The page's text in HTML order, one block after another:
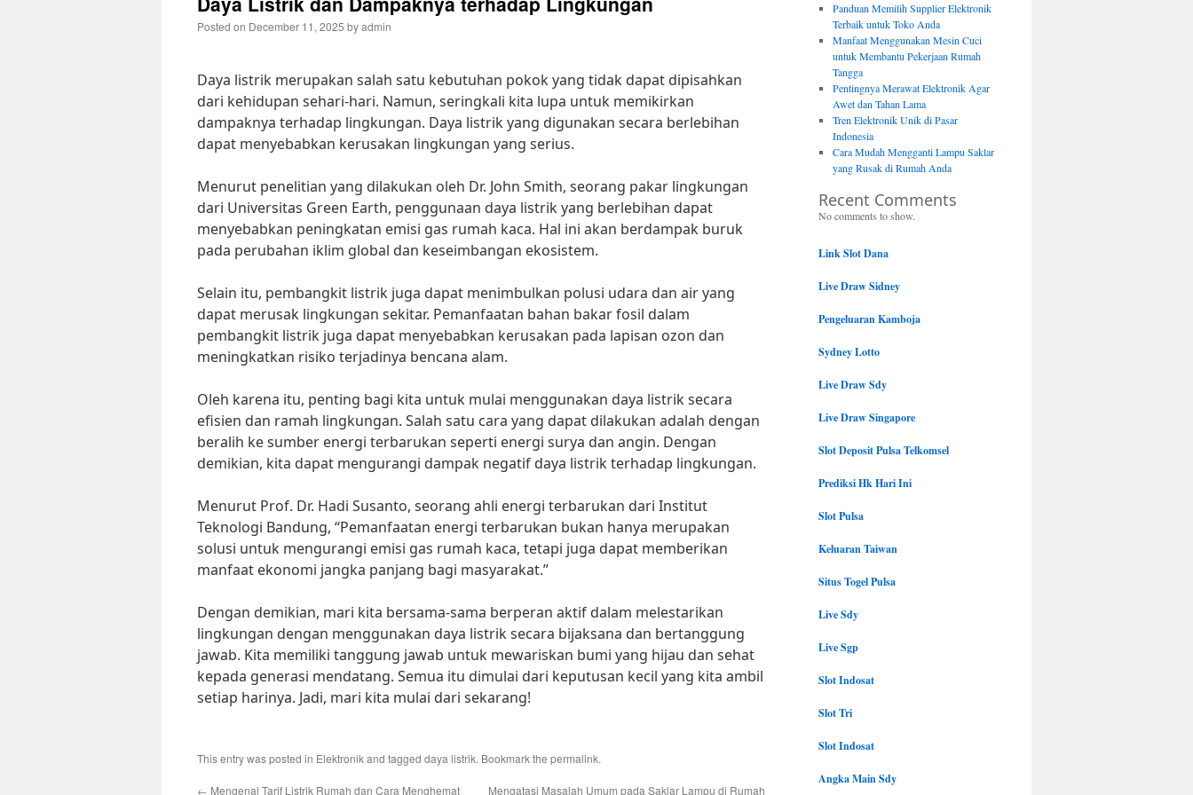
Posted on December 11, 2025 byadmin
Daya listrik merupakan salah satu kebutuhan pokok yang tidak dapat dipisahkan
dari kehidupan sehari-hari. Namun, seringkali kita lupa untuk memikirkan
dampaknya terhadap lingkungan. Daya listrik yang digunakan secara berlebihan
dapat menyebabkan kerusakan lingkungan yang serius.
Menurut penelitian yang dilakukan oleh Dr. John Smith, seorang pakar lingkungan
dari Universitas Green Earth, penggunaan daya listrik yang berlebihan dapat
menyebabkan peningkatan emisi gas rumah kaca. Hal ini akan berdampak buruk
pada perubahan iklim global dan keseimbangan ekosistem.
Selain itu, pembangkit listrik juga dapat menimbulkan polusi udara dan air yang
dapat merusak lingkungan sekitar. Pemanfaatan bahan bakar fosil dalam
pembangkit listrik juga dapat menyebabkan kerusakan pada lapisan ozon dan
meningkatkan risiko terjadinya bencana alam.
Oleh karena itu, penting bagi kita untuk mulai menggunakan daya listrik secara
efisien dan ramah lingkungan. Salah satu cara yang dapat dilakukan adalah dengan
beralih ke sumber energi terbarukan seperti energi surya dan angin. Dengan
demikian, kita dapat mengurangi dampak negatif daya listrik terhadap lingkungan.
Menurut Prof. Dr. Hadi Susanto, seorang ahli energi terbarukan dari Institut
Teknologi Bandung, “Pemanfaatan energi terbarukan bukan hanya merupakan
solusi untuk mengurangi emisi gas rumah kaca, tetapi juga dapat memberikan
manfaat ekonomi jangka panjang bagi masyarakat.”
Dengan demikian, mari kita bersama-sama berperan aktif dalam melestarikan
lingkungan dengan menggunakan daya listrik secara bijaksana dan bertanggung
jawab. Kita memiliki tanggung jawab untuk mewariskan bumi yang hijau dan sehat
kepada generasi mendatang. Semua itu dimulai dari keputusan kecil yang kita ambil
setiap harinya. Jadi, mari kita mulai dari sekarang!
This entry was posted in Elektronikand tagged daya listrik. Bookmark the permalink.
← Mengenal Tarif Listrik Rumah dan Cara Menghemat
Mengatasi Masalah Umum pada Saklar Lampu di Rumah
Panduan Memilih Supplier Elektronik
Terbaik untuk Toko Anda
Manfaat Menggunakan Mesin Cuci
untuk Membantu Pekerjaan Rumah
Tangga
Pentingnya Merawat Elektronik Agar
Awet dan Tahan Lama
Tren Elektronik Unik di Pasar
Indonesia
Cara Mudah Mengganti Lampu Saklar
yang Rusak di Rumah Anda
Recent Comments
No comments to show.
Link Slot Dana
Live Draw Sidney
Pengeluaran Kamboja
Sydney Lotto
Live Draw Sdy
Live Draw Singapore
Slot Deposit Pulsa Telkomsel
Prediksi Hk Hari Ini
Slot Pulsa
Keluaran Taiwan
Situs Togel Pulsa
Live Sdy
Live Sgp
Slot Indosat
Slot Tri
Slot Indosat
Angka Main Sdy